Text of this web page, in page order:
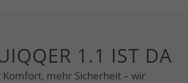
1.1 IST DA
mehr Sicherheit – wir